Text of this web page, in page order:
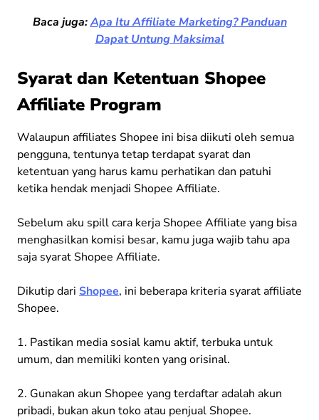
Baca juga:Apa Itu Affiliate Marketing? Panduan
Dapat Untung Maksimal
Syarat dan Ketentuan Shopee
Affiliate Program
Walaupun affiliates Shopee ini bisa diikuti oleh semua
pengguna, tentunya tetap terdapat syarat dan
ketentuan yang harus kamu perhatikan dan patuhi
ketika hendak menjadi Shopee Affiliate.
Sebelum aku spill cara kerja Shopee Affiliate yang bisa
menghasilkan komisi besar, kamu juga wajib tahu apa
saja syarat Shopee Affiliate.
Dikutip dari Shopee, ini beberapa kriteria syarat affiliate
Shopee.
1. Pastikan media sosial kamu aktif, terbuka untuk
umum, dan memiliki konten yang orisinal.
2. Gunakan akun Shopee yang terdaftar adalah akun
pribadi, bukan akun toko atau penjual Shopee.